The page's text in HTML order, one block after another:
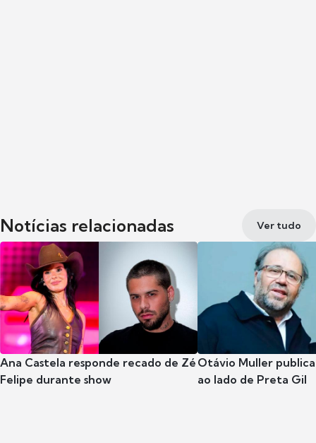
Notícias relacionadas Ver tudo
Ana Castela responde recado de Zé
Felipe durante show
Otávio Muller
ao lado de Preta Gil